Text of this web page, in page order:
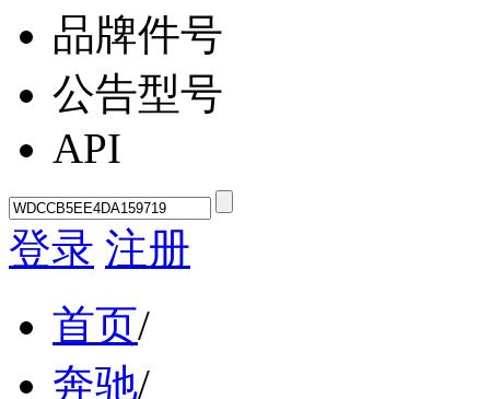
品牌件号
公告型号
API
登录 注册
首页/
奔驰/